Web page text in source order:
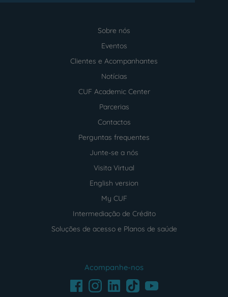
Sobre nós
Eventos
Clientes e Acompanhantes
Notícias
CUF Academic Center
Parcerias
Contactos
Perguntas frequentes
Junte-se a nós
Visita Virtual
English version
My CUF
Intermediação de Crédito
Soluções de acesso e Planos de saúde
Acompanhe-nos
FacebookInstagramLinkedInTikTokYoutube